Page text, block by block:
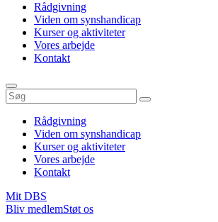
Rådgivning
Viden om synshandicap
Kurser og aktiviteter
Vores arbejde
Kontakt
Rådgivning
Viden om synshandicap
Kurser og aktiviteter
Vores arbejde
Kontakt
Mit DBS
Bliv medlemStøt os